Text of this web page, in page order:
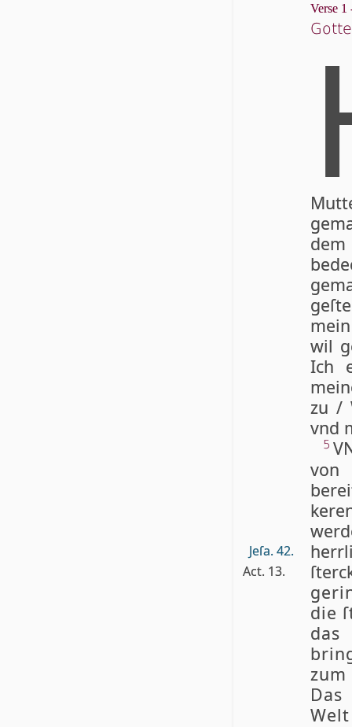
Verse 1
wil
Ich
zu /
vnd
Jeſa. 42.
Act. 13.
5
von
die
das